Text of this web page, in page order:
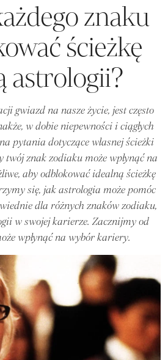
znaku
ścieżkę
astrologii?
gwiazd na nasze życie, jest często
w dobie niepewności i ciągłych
pytania dotyczące własnej ścieżki
twój znak zodiaku może wpłynąć na
aby odblokować idealną ścieżkę
się, jak astrologia może pomóc
dla różnych znaków zodiaku,
w swojej karierze. Zacznijmy od
wpłynąć na wybór kariery.